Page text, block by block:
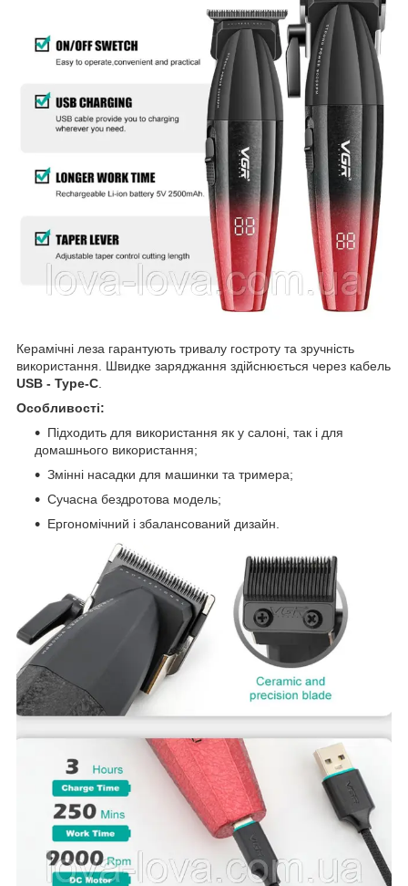
Керамічні леза гарантують тривалу гостроту та зручність
використання. Швидке заряджання здійснюється через кабель
USB - Type-C.
Особливості:
Підходить для використання як у салоні, так і для
домашнього використання;
Змінні насадки для машинки та тримера;
Сучасна бездротова модель;
Ергономічний і збалансований дизайн.